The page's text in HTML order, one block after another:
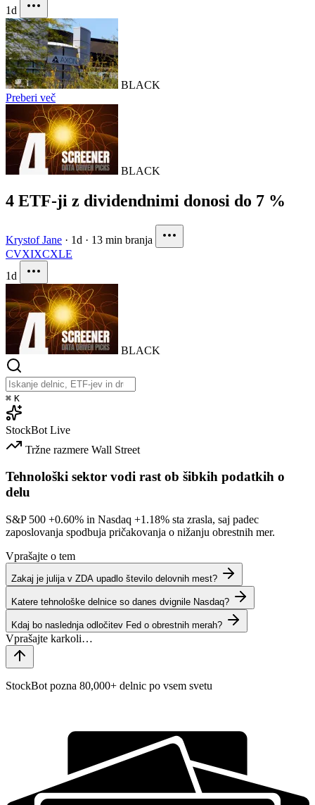
1d
BLACK
Preberi več
BLACK
4 ETF-ji z dividendnimi donosi do 7 %
Krystof Jane · 1d · 13 min branja
CVXIXCXLE
1d
BLACK
⌘ K
StockBot Live
Tržne razmere Wall Street
Tehnološki sektor vodi rast ob šibkih podatkih o
delu
S&P 500 +0.60% in Nasdaq +1.18% sta zrasla, saj padec
zaposlovanja spodbuja pričakovanja o nižanju obrestnih mer.
Vprašajte o tem
Zakaj je julija v ZDA upadlo število delovnih mest?
Katere tehnološke delnice so danes dvignile Nasdaq?
Kdaj bo naslednja odločitev Fed o obrestnih merah?
StockBot pozna 80,000+ delnic po vsem svetu